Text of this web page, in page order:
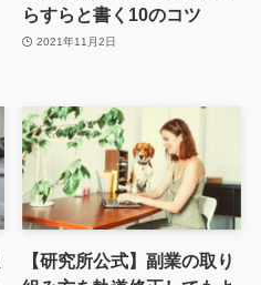
らすらと書く10のコツ
2021年11月2日
【研究所公式】副業の取り